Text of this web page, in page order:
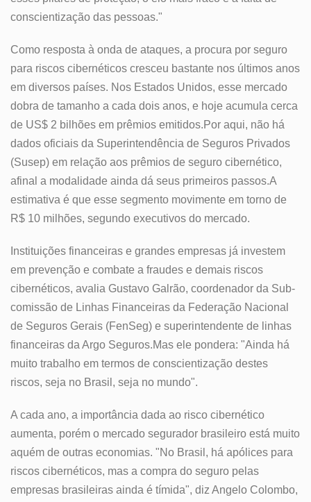
conscientização das pessoas."
Como resposta à onda de ataques, a procura por seguro
para riscos cibernéticos cresceu bastante nos últimos anos
em diversos países. Nos Estados Unidos, esse mercado
dobra de tamanho a cada dois anos, e hoje acumula cerca
de US$ 2 bilhões em prêmios emitidos.Por aqui, não há
dados oficiais da Superintendência de Seguros Privados
(Susep) em relação aos prêmios de seguro cibernético,
afinal a modalidade ainda dá seus primeiros passos.A
estimativa é que esse segmento movimente em torno de
R$ 10 milhões, segundo executivos do mercado.
Instituições financeiras e grandes empresas já investem
em prevenção e combate a fraudes e demais riscos
cibernéticos, avalia Gustavo Galrão, coordenador da Sub-
comissão de Linhas Financeiras da Federação Nacional
de Seguros Gerais (FenSeg) e superintendente de linhas
financeiras da Argo Seguros.Mas ele pondera: "Ainda há
muito trabalho em termos de conscientização destes
riscos, seja no Brasil, seja no mundo".
A cada ano, a importância dada ao risco cibernético
aumenta, porém o mercado segurador brasileiro está muito
aquém de outras economias. "No Brasil, há apólices para
riscos cibernéticos, mas a compra do seguro pelas
empresas brasileiras ainda é tímida", diz Angelo Colombo,